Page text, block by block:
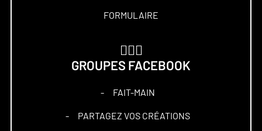
FORMULAIRE
GROUPES FACEBOOK
– FAIT-MAIN
– PARTAGEZ VOS CRÉATIONS